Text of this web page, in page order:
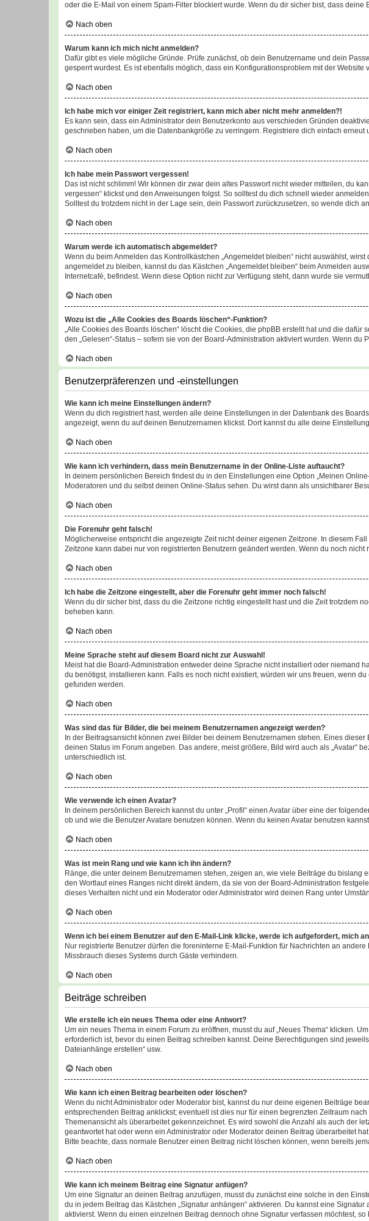
oder die E-Mail von einem Spam-Filter blockiert wurde. Wenn du dir sicher bist, dass
Nach oben
Warum kann ich mich nicht anmelden?
Dafür gibt es viele mögliche Gründe. Prüfe zunächst, ob dein Benutzername und dein
gesperrt wurdest. Es ist ebenfalls möglich, dass ein Konfigurationsproblem mit der Website
Nach oben
Ich habe mich vor einiger Zeit registriert, kann mich aber nicht mehr anmelden?!
Es kann sein, dass ein Administrator dein Benutzerkonto aus verschieden Gründen
geschrieben haben, um die Datenbankgröße zu verringern. Registriere dich einfach erneut
Nach oben
Ich habe mein Passwort vergessen!
Das ist nicht schlimm! Wir können dir zwar dein altes Passwort nicht wieder mitteilen, du
vergessen“ klickst und den Anweisungen folgst. So solltest du dich schnell wieder
Solltest du trotzdem nicht in der Lage sein, dein Passwort zurückzusetzen, so wende dich
Nach oben
Warum werde ich automatisch abgemeldet?
Wenn du beim Anmelden das Kontrollkästchen „Angemeldet bleiben“ nicht auswählst,
angemeldet zu bleiben, kannst du das Kästchen „Angemeldet bleiben“ beim Anmelden
Internetcafé, befindest. Wenn diese Option nicht zur Verfügung steht, dann wurde sie
Nach oben
Wozu ist die „Alle Cookies des Boards löschen“-Funktion?
„Alle Cookies des Boards löschen“ löscht die Cookies, die phpBB erstellt hat und die
den „Gelesen“-Status – sofern sie von der Board-Administration aktiviert wurden. Wenn
Nach oben
Benutzerpräferenzen und -einstellungen
Wie kann ich meine Einstellungen ändern?
Wenn du dich registriert hast, werden alle deine Einstellungen in der Datenbank des
angezeigt, wenn du auf deinen Benutzernamen klickst. Dort kannst du alle deine
Nach oben
Wie kann ich verhindern, dass mein Benutzername in der Online-Liste auftaucht?
In deinem persönlichen Bereich findest du in den Einstellungen eine Option „Meinen
Moderatoren und du selbst deinen Online-Status sehen. Du wirst dann als unsichtbarer
Nach oben
Die Forenuhr geht falsch!
Möglicherweise entspricht die angezeigte Zeit nicht deiner eigenen Zeitzone. In diesem
Zeitzone kann dabei nur von registrierten Benutzern geändert werden. Wenn du noch nicht
Nach oben
Ich habe die Zeitzone eingestellt, aber die Forenuhr geht immer noch falsch!
Wenn du dir sicher bist, dass du die Zeitzone richtig eingestellt hast und die Zeit trotzdem
beheben kann.
Nach oben
Meine Sprache steht auf diesem Board nicht zur Auswahl!
Meist hat die Board-Administration entweder deine Sprache nicht installiert oder niemand
du benötigst, installieren kann. Falls es noch nicht existiert, würden wir uns freuen, wenn
gefunden werden.
Nach oben
Was sind das für Bilder, die bei meinem Benutzernamen angezeigt werden?
In der Beitragsansicht können zwei Bilder bei deinem Benutzernamen stehen. Eines
deinen Status im Forum angeben. Das andere, meist größere, Bild wird auch als „Avatar“
unterschiedlich ist.
Nach oben
Wie verwende ich einen Avatar?
In deinem persönlichen Bereich kannst du unter „Profil“ einen Avatar über eine der
ob und wie die Benutzer Avatare benutzen können. Wenn du keinen Avatar benutzen
Nach oben
Was ist mein Rang und wie kann ich ihn ändern?
Ränge, die unter deinem Benutzernamen stehen, zeigen an, wie viele Beiträge du
den Wortlaut eines Ranges nicht direkt ändern, da sie von der Board-Administration
dieses Verhalten nicht und ein Moderator oder Administrator wird deinen Rang unter
Nach oben
Wenn ich bei einem Benutzer auf den E-Mail-Link klicke, werde ich aufgefordert, mich
Nur registrierte Benutzer dürfen die foreninterne E-Mail-Funktion für Nachrichten an
Missbrauch dieses Systems durch Gäste verhindern.
Nach oben
Beiträge schreiben
Wie erstelle ich ein neues Thema oder eine Antwort?
Um ein neues Thema in einem Forum zu eröffnen, musst du auf „Neues Thema“ klicken.
erforderlich ist, bevor du einen Beitrag schreiben kannst. Deine Berechtigungen sind
Dateianhänge erstellen“ usw.
Nach oben
Wie kann ich einen Beitrag bearbeiten oder löschen?
Wenn du nicht Administrator oder Moderator bist, kannst du nur deine eigenen Beiträge
entsprechenden Beitrag anklickst; eventuell ist dies nur für einen begrenzten Zeitraum
Themenansicht als überarbeitet gekennzeichnet. Es wird sowohl die Anzahl als auch der
geantwortet hat oder wenn ein Administrator oder Moderator deinen Beitrag überarbeitet
Bitte beachte, dass normale Benutzer einen Beitrag nicht löschen können, wenn bereits
Nach oben
Wie kann ich meinem Beitrag eine Signatur anfügen?
Um eine Signatur an deinen Beitrag anzufügen, musst du zunächst eine solche in den
du in jedem Beitrag das Kästchen „Signatur anhängen“ aktivieren. Du kannst eine
aktivierst. Wenn du einen einzelnen Beitrag dennoch ohne Signatur verfassen möchtest,